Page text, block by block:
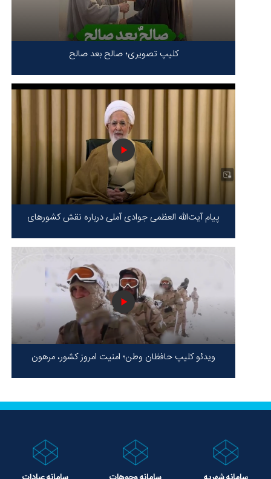
کلیپ تصویری؛ صالح بعد صالح
پیام آیت‌الله العظمی جوادی آملی درباره نقش کشورهای
برابر ظلم!
ویدئو کلیپ حافظان وطن؛ امنیت امروز کشور، مرهون